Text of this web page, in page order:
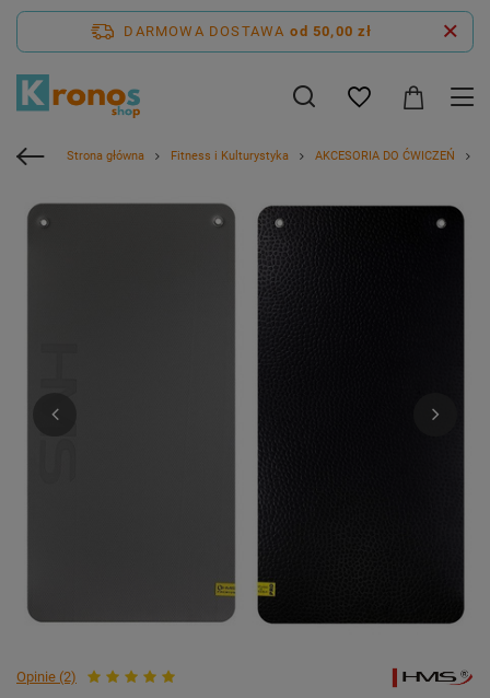
DARMOWA DOSTAWA od 50,00 zł
Strona główna Fitness i Kulturystyka AKCESORIA DO ĆWICZEŃ
Opinie (2)